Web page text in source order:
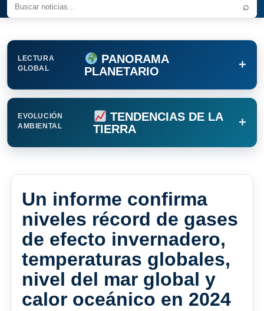
⌕
LECTURA
GLOBAL
PANORAMA
PLANETARIO
+
EVOLUCIÓN
AMBIENTAL
TENDENCIAS DE LA
TIERRA
+
Un informe confirma
niveles récord de gases
de efecto invernadero,
temperaturas globales,
nivel del mar global y
calor oceánico en 2024